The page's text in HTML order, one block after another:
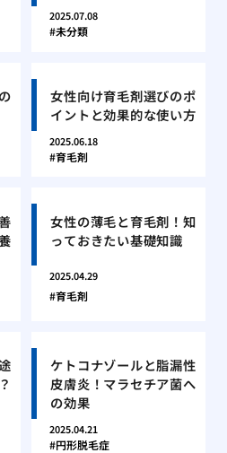
2025.07.08
未分類
女性向け育毛剤選びのポ
イントと効果的な使い方
2025.06.18
育毛剤
女性の薄毛と育毛剤！知
っておきたい基礎知識
2025.04.29
育毛剤
ケトコナゾールと脂漏性
皮膚炎！マラセチア菌へ
の効果
2025.04.21
円形脱毛症